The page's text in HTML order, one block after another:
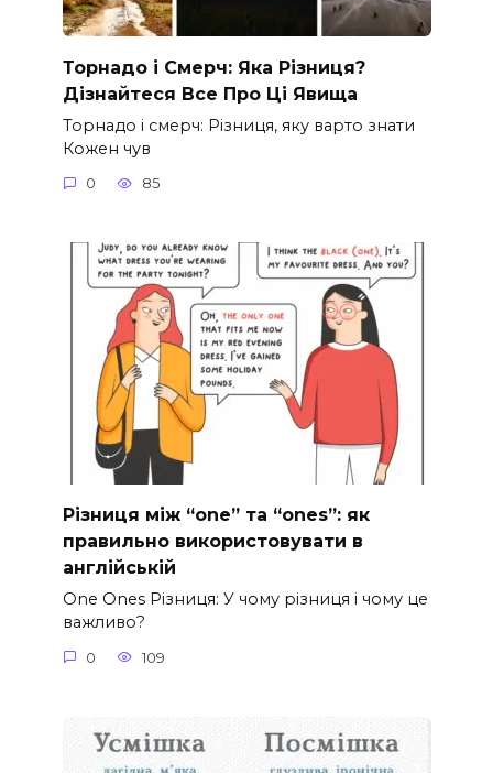
Торнадо і Смерч: Яка Різниця?
Дізнайтеся Все Про Ці Явища
Торнадо і смерч: Різниця, яку варто знати
Кожен чув
0 85
Різниця між “one” та “ones”: як
правильно використовувати в
англійській
One Ones Різниця: У чому різниця і чому це
важливо?
0 109